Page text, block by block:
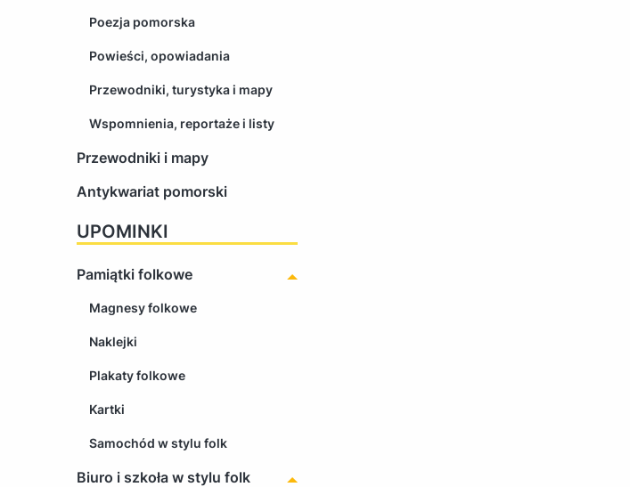
Poezja pomorska
Powieści, opowiadania
Przewodniki, turystyka i mapy
Wspomnienia, reportaże i listy
Przewodniki i mapy
Antykwariat pomorski
UPOMINKI
Pamiątki folkowe
Magnesy folkowe
Naklejki
Plakaty folkowe
Kartki
Samochód w stylu folk
Biuro i szkoła w stylu folk